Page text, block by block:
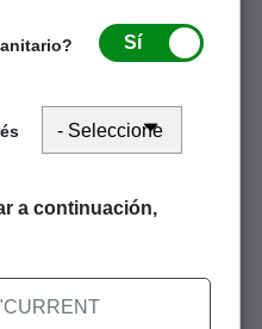
Sí
a continuación,